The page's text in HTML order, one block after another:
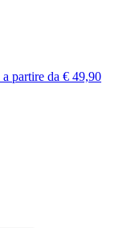
a partire da € 49,90